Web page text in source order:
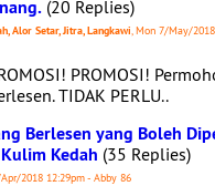
(20 Replies)
Alor Setar, Jitra, Langkawi, Mon 7/May/
PROMOSI!
TIDAK PERLU..
Berlesen yang Boleh
Kedah (35 Replies)
2018 12:29pm - Abby 86